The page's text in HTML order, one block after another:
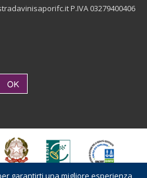
P.IVA 03279400406
garantirti una migliore esperienza